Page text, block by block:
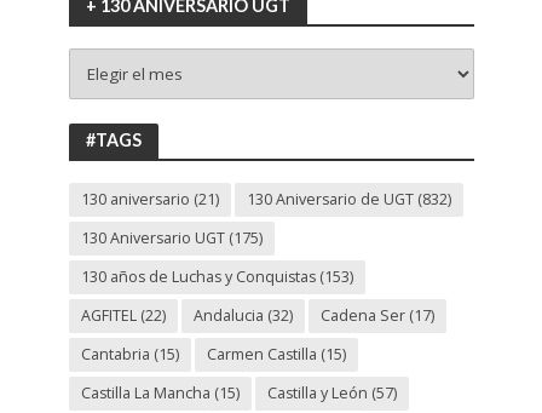
+ 130 ANIVERSARIO UGT
130
ANIVERSARIO
UGT
#TAGS
130 aniversario (21) 130 Aniversario de UGT(832)
130 Aniversario UGT(175)
130 años de Luchas y Conquistas(153)
AGFITEL(22) Andalucia (32) Cadena Ser(17)
Cantabria (15) Carmen Castilla (15)
Castilla La Mancha (15) Castilla y León (57)